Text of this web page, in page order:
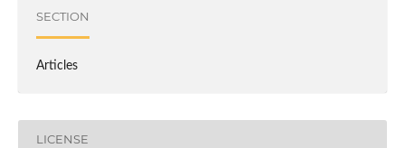
SECTION
Articles
LICENSE